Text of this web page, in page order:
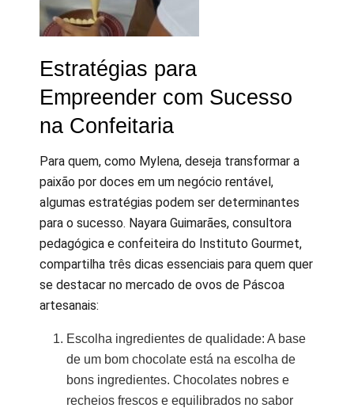
Estratégias para
Empreender com Sucesso
na Confeitaria
Para quem, como Mylena, deseja transformar a
paixão por doces em um negócio rentável,
algumas estratégias podem ser determinantes
para o sucesso. Nayara Guimarães, consultora
pedagógica e confeiteira do Instituto Gourmet,
compartilha três dicas essenciais para quem quer
se destacar no mercado de ovos de Páscoa
artesanais:
Escolha ingredientes de qualidade: A base
de um bom chocolate está na escolha de
bons ingredientes. Chocolates nobres e
recheios frescos e equilibrados no sabor